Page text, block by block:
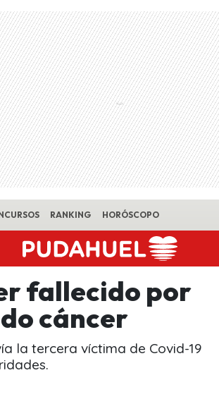
RANKING HORÓSCOPO
fallecido por
cáncer
la tercera víctima de Covid-19